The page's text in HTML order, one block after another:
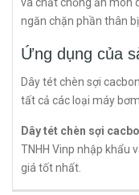
và chất chống ăn mòn
ngăn chặn phần thân
Ứng dụng của
Dây tét chèn sợi
tất cả các loại máy
Dây tét chèn sợi
TNHH Vinp nhập khẩu
giá tốt nhất.